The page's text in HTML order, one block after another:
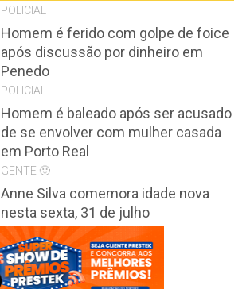
POLICIAL
Homem é ferido com golpe de foice
após discussão por dinheiro em
Penedo
POLICIAL
Homem é baleado após ser acusado
de se envolver com mulher casada
em Porto Real
GENTE 🙂
Anne Silva comemora idade nova
nesta sexta, 31 de julho